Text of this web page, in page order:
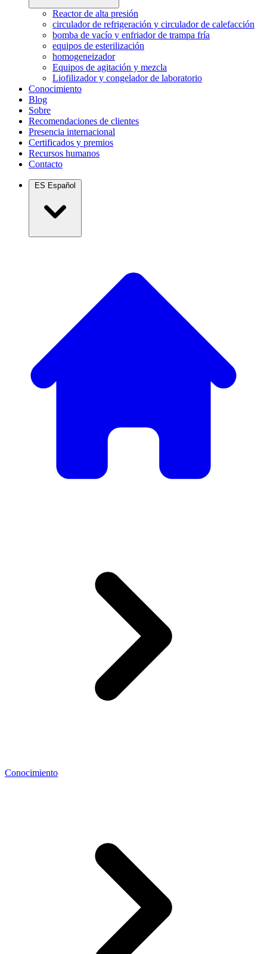
Reactor de alta presión
circulador de refrigeración y circulador de calefacción
bomba de vacío y enfriador de trampa fría
equipos de esterilización
homogeneizador
Equipos de agitación y mezcla
Liofilizador y congelador de laboratorio
Conocimiento
Blog
Sobre
Recomendaciones de clientes
Presencia internacional
Certificados y premios
Recursos humanos
Contacto
ES Español
Conocimiento